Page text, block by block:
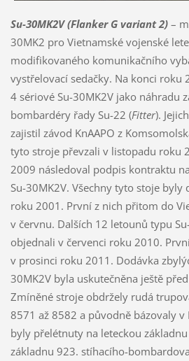
Su-30MK2V(Flanker G variant 2) –
30MK2 pro Vietnamské vojenské
modifikovaného komunikačního
vystřelovací sedačky. Na konci roku
4 sériové Su-30MK2V jako náhradu
bombardéry řady Su-22 (Fitter).
zajistil závod KnAAPO z
tyto stroje převzali v listopadu roku
2009 následoval podpis kontraktu
Su-30MK2V. Všechny tyto stoje
roku 2001. První z nich přitom do
v červnu. Dalších 12 letounů typu
objednali v červenci roku 2010.
v prosinci roku 2011. Dodávka
30MK2V byla uskutečněna ještě
Zmíněné stroje obdržely rudá
8571 až 8582 a původně bázovaly v
byly přelétnuty na leteckou
základnu 923. stíhacího-